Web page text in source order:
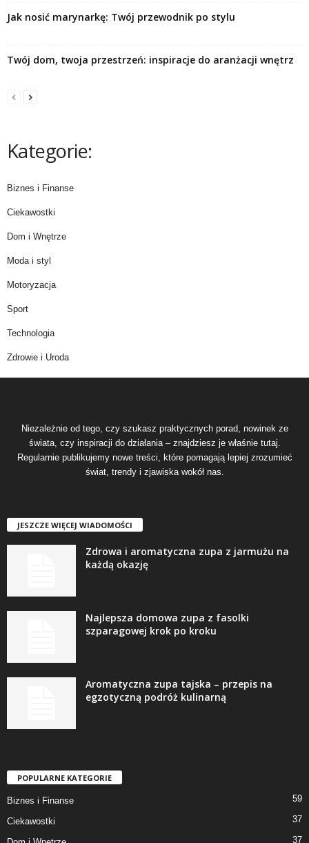
Jak nosić marynarkę: Twój przewodnik po stylu
Twój dom, twoja przestrzeń: inspiracje do aranżacji wnętrz
Kategorie:
Biznes i Finanse
Ciekawostki
Dom i Wnętrze
Moda i styl
Motoryzacja
Sport
Technologia
Zdrowie i Uroda
Niezależnie od tego, czy szukasz praktycznych porad, nowinek ze
świata, czy inspiracji do działania – znajdziesz je właśnie tutaj.
Regularnie publikujemy nowe treści, które pomagają lepiej zrozumieć
świat, trendy i zjawiska wokół nas.
JESZCZE WIĘCEJ WIADOMOŚCI
Zdrowa i aromatyczna zupa z jarmużu na
każdą okazję
Najlepsza domowa zupa z fasolki
szparagowej krok po kroku
Aromatyczna zupa tajska – przepis na
egzotyczną podróż kulinarną
POPULARNE KATEGORIE
Biznes i Finanse 59
Ciekawostki 37
37